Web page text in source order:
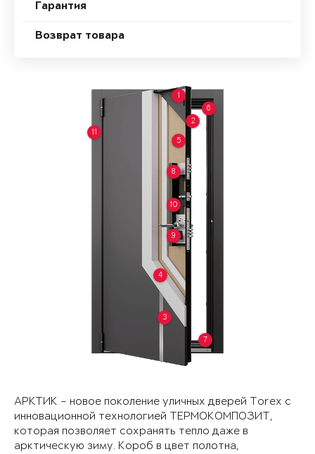
Гарантия
Возврат товара
1
2
3
4
5
6
7
8
9
10
11
АРКТИК – новое поколение уличных дверей Torex с
инновационной технологией ТЕРМОКОМПОЗИТ,
которая позволяет сохранять тепло даже в
арктическую зиму. Короб в цвет полотна,